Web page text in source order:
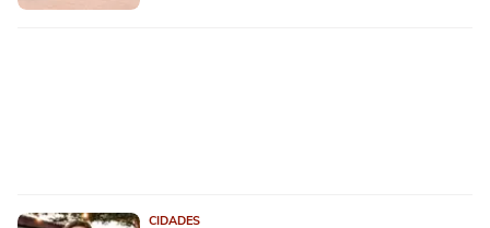
CIDADES